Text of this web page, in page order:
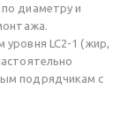
диаметру и
LC2-1 (жир,
подрядчикам с